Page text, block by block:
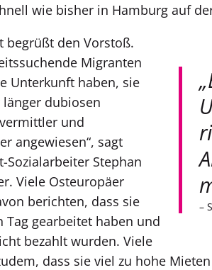
wie bisher in Hamburg auf
–
begrüßt den Vorstoß.
Migranten
Unterkunft haben, sie
dubiosen
und
angewiesen“, sagt
Sozialarbeiter Stephan
Viele Osteuropäer
berichten, dass sie
Tag gearbeitet haben und
bezahlt wurden. Viele
dass sie viel zu hohe